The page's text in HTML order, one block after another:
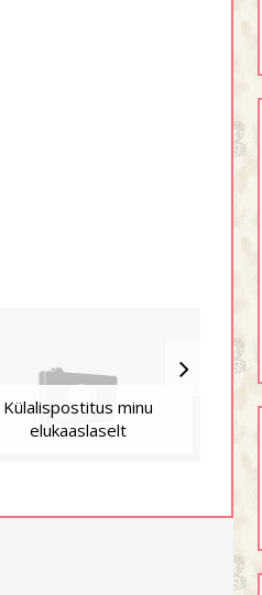
Külalispostitus minu
elukaaslaselt